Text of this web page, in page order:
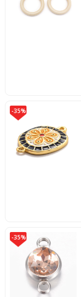
-35%
-35%